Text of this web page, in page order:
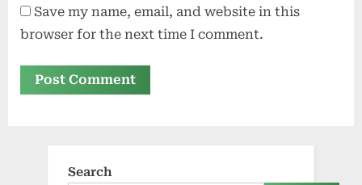
Save my name, email, and website in this
browser for the next time I comment.
Search